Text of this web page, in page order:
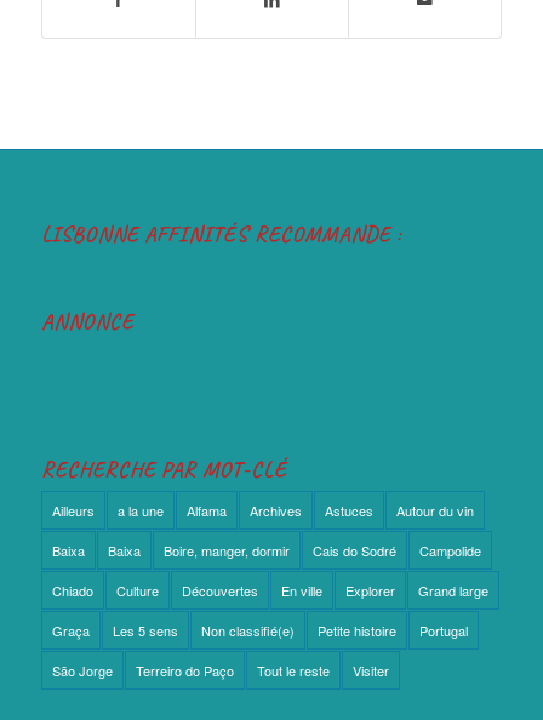
LISBONNE AFFINITÉS RECOMMANDE :
ANNONCE
RECHERCHE PAR MOT-CLÉ
Ailleurs a la une Alfama Archives Astuces Autour du vin
Baixa Baixa Boire, manger, dormir Cais do Sodré Campolide
Chiado Culture Découvertes En ville Explorer Grand large
Graça Les 5 sens Non classifié(e) Petite histoire Portugal
São Jorge Terreiro do Paço Tout le reste Visiter